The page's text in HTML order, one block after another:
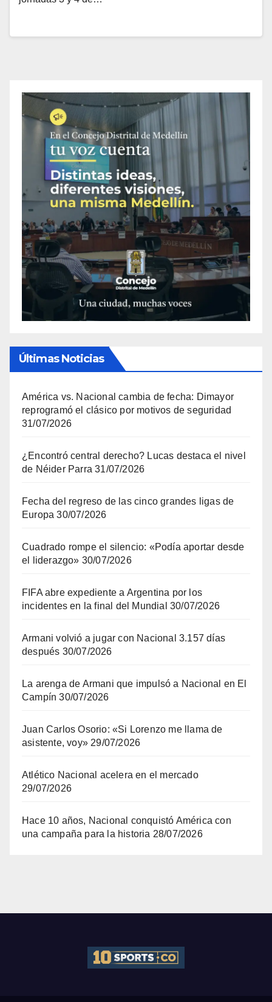
Últimas Noticias
América vs. Nacional cambia de fecha: Dimayor
reprogramó el clásico por motivos de seguridad
31/07/2026
¿Encontró central derecho? Lucas destaca el nivel
de Néider Parra 31/07/2026
Fecha del regreso de las cinco grandes ligas de
Europa 30/07/2026
Cuadrado rompe el silencio: «Podía aportar desde
el liderazgo» 30/07/2026
FIFA abre expediente a Argentina por los
incidentes en la final del Mundial 30/07/2026
Armani volvió a jugar con Nacional 3.157 días
después 30/07/2026
La arenga de Armani que impulsó a Nacional en El
Campín 30/07/2026
Juan Carlos Osorio: «Si Lorenzo me llama de
asistente, voy» 29/07/2026
Atlético Nacional acelera en el mercado
29/07/2026
Hace 10 años, Nacional conquistó América con
una campaña para la historia 28/07/2026